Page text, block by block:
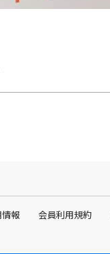
報 会員利用規約